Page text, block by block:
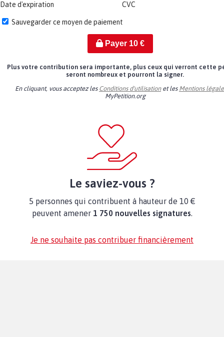
Date d'expiration CVC
Sauvegarder ce moyen de paiement
Payer 10€
Plus votre contribution sera importante, plus ceux qui verront cette
seront nombreux et pourront la signer.
En cliquant, vous acceptez les Conditions d'utilisationet les Mentions
MyPetition.org
Le saviez-vous ?
5 personnes qui contribuent à hauteur de 10 €
peuvent amener 1 750 nouvelles signatures.
Je ne souhaite pas contribuer financièrement